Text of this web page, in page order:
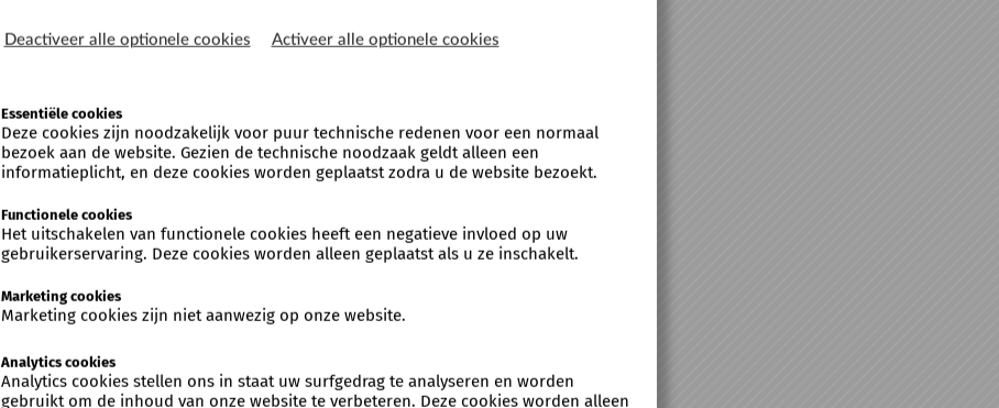
Deactiveer alle optionele cookies Activeer alle optionele cookies
Essentiële cookies
Deze cookies zijn noodzakelijk voor puur technische redenen voor een normaal
bezoek aan de website. Gezien de technische noodzaak geldt alleen een
informatieplicht, en deze cookies worden geplaatst zodra u de website bezoekt.
Functionele cookies
Het uitschakelen van functionele cookies heeft een negatieve invloed op uw
gebruikerservaring. Deze cookies worden alleen geplaatst als u ze inschakelt.
Marketing cookies
Marketing cookies zijn niet aanwezig op onze website.
Analytics cookies
Analytics cookies stellen ons in staat uw surfgedrag te analyseren en worden
gebruikt om de inhoud van onze website te verbeteren. Deze cookies worden alleen